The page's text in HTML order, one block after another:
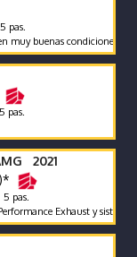
pas.
buenas condiciones tanto
pas.
2021
pas.
Exhaust y sistema de